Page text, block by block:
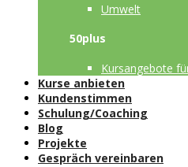
Umwelt
50plus
Kursangebote
Kurse anbieten
Kundenstimmen
Schulung/Coaching
Blog
Projekte
Gespräch vereinbaren